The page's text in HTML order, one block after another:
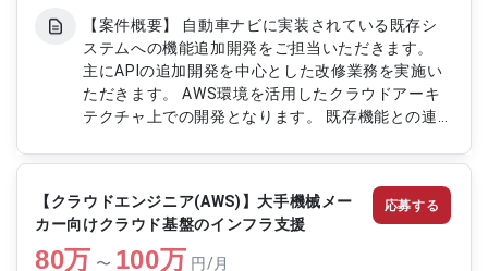
【案件概要】 自動車ナビに実装されている既存シ
ステムへの機能追加開発をご担当いただきます。
主にAPIの追加開発を中心とした改修業務を実施い
ただきます。 AWS環境を活用したクラウドアーキ
テクチャ上での開発となります。 既存機能との連
件です。 【作業内容】 ・既存自動車ナビシステム
への機能追加開発をご担当いただきます ・APIの設
計および実装を10～13本程度ご対応いただきます
・AWS環境上でのクラウド開発業務を実施いただき
ます ・既存システムとの連携および改修対応をご
【クラウドエンジニア(AWS)】大手機械メー
カー向けクラウド基盤のインフラ支援
80万 〜 100万 円/月
応募する